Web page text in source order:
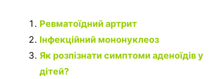
Ревматоїдний артрит
Інфекційний мононуклеоз
Як розпізнати симптоми аденоїдів у
дітей?